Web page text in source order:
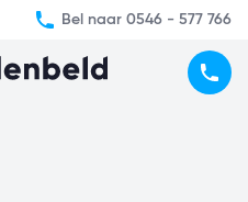
Bel naar 0546 - 577 766